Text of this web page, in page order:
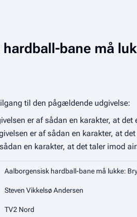
bane må
til den pågældende udgivelse:
er af sådan en karakter, at
er af sådan en karakter, at
en karakter, at det taler imod
Aalborgensisk hardball-bane må lukke:
Steven Vikkelsø Andersen
TV2 Nord